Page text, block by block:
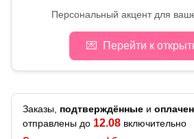
Персональный акцент для
💌 Перейти к
Заказы, подтверждённые и
отправлены до 12.08 включительно